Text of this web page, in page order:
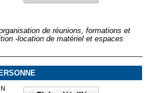
de réunions, formations et
-location de matériel et espaces